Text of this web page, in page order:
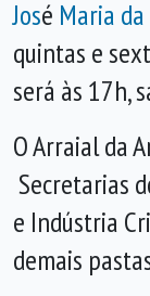
José Maria
quintas e
será às 17h,
O Arraial da
Secretarias
e Indústria
demais